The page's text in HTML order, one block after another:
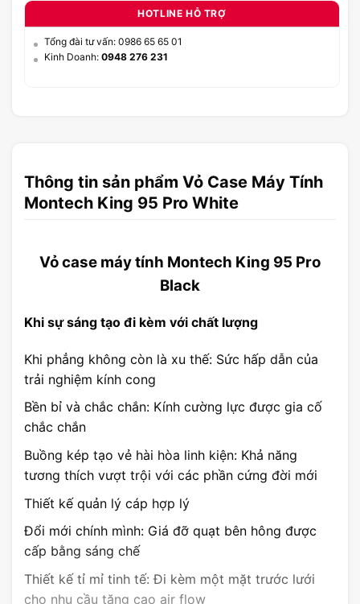
HOTLINE HỖ TRỢ
Tổng đài tư vấn: 0986 65 65 01
Kinh Doanh: 0948 276 231
Thông tin sản phẩm Vỏ Case Máy Tính
Montech King 95 Pro White
Vỏ case máy tính Montech King 95 Pro
Black
Khi sự sáng tạo đi kèm với chất lượng
Khi phẳng không còn là xu thế: Sức hấp dẫn của
trải nghiệm kính cong
Bền bỉ và chắc chắn: Kính cường lực được gia cố
chắc chắn
Buồng kép tạo vẻ hài hòa linh kiện: Khả năng
tương thích vượt trội với các phần cứng đời mới
Thiết kế quản lý cáp hợp lý
Đổi mới chính mình: Giá đỡ quạt bên hông được
cấp bằng sáng chế
Thiết kế tỉ mỉ tinh tế: Đi kèm một mặt trước lưới
cho nhu cầu tăng cao air flow